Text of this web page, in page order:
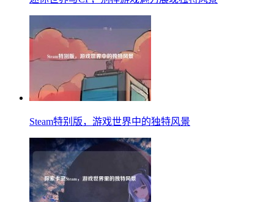
Steam特别版，游戏世界中的独特风景